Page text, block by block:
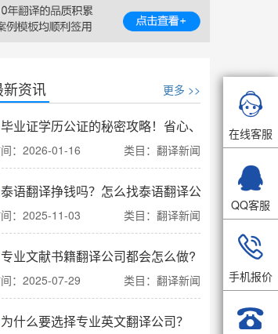
新资讯 更多 >>
毕业证学历公证的秘密攻略！省心、省力、省时
：2026-01-16 类目：翻译新闻
泰语翻译挣钱吗？怎么找泰语翻译公司翻译
：2025-11-03 类目：翻译新闻
专业文献书籍翻译公司都会怎么做?
：2025-07-29 类目：翻译新闻
为什么要选择专业英文翻译公司？

在线客服

QQ客服

手机报价
